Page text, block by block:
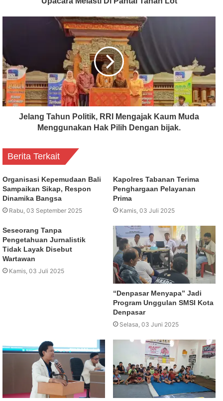
Jelang Tahun Politik, RRI Mengajak Kaum Muda
Menggunakan Hak Pilih Dengan bijak.
Berita Terkait
Organisasi Kepemudaan Bali
Sampaikan Sikap, Respon
Dinamika Bangsa
Rabu, 03 September 2025
Kapolres Tabanan Terima
Penghargaan Pelayanan
Prima
Kamis, 03 Juli 2025
Seseorang Tanpa
Pengetahuan Jurnalistik
Tidak Layak Disebut
Wartawan
Kamis, 03 Juli 2025
“Denpasar Menyapa” Jadi
Program Unggulan SMSI Kota
Denpasar
Selasa, 03 Juni 2025